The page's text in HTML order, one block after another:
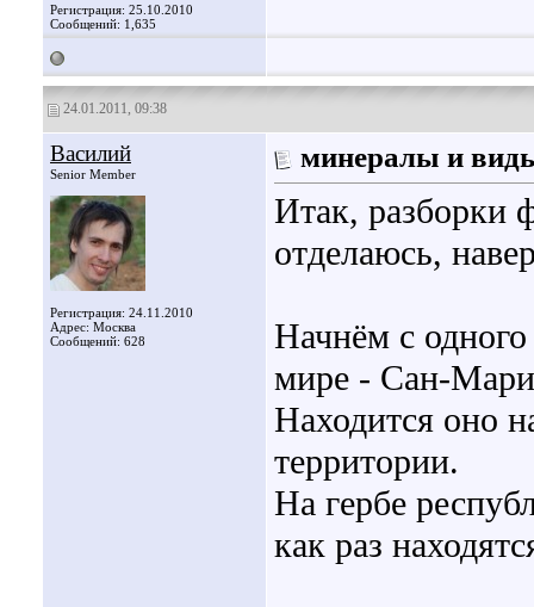
Регистрация: 25.10.2010
Сообщений: 1,635
24.01.2011, 09:38
Василий
Senior Member
Регистрация: 24.11.2010
Адрес: Москва
Сообщений: 628
минералы и
Итак, разборки
отделаюсь,
Начнём с
мире - Сан-
Находится оно
территории.
На гербе
как раз